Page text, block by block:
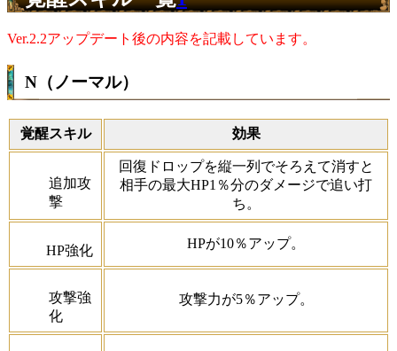
Ver.2.2アップデート後の内容を記載しています。
N（ノーマル）
覚醒スキル 効果
追加攻
撃
回復ドロップを縦一列でそろえて消すと
相手の最大HP1％分のダメージで追い打
ち。
HP強化 HPが10％アップ。
攻撃強
化
攻撃力が5％アップ。